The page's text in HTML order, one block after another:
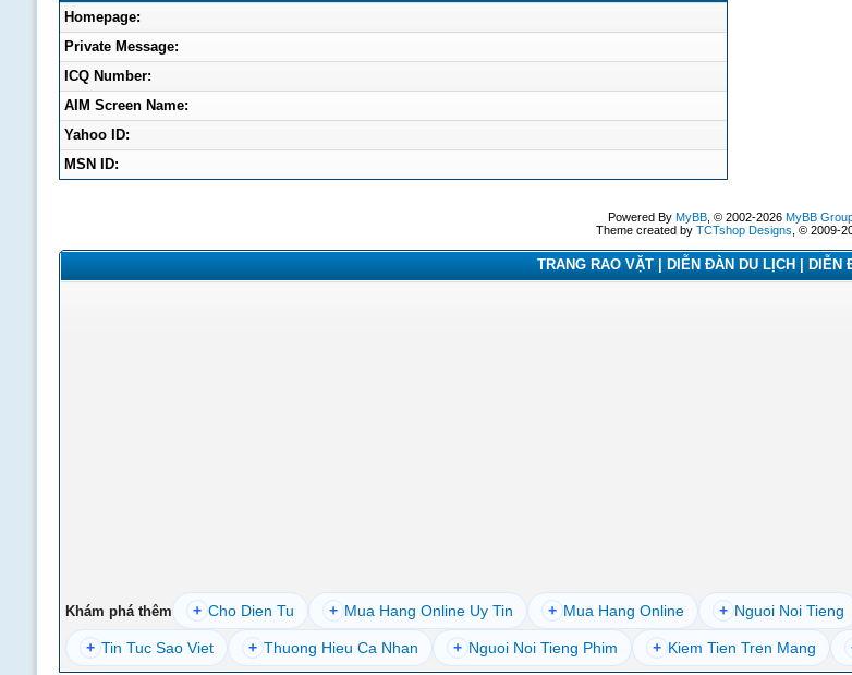
Homepage:
Private Message:
ICQ Number:
AIM Screen Name:
Yahoo ID:
MSN ID:
Powered By MyBB, © 2002-2026 MyBB
Theme created by TCTshop Designs , © 2009-
TRANG RAO VẶT | DIỄN ĐÀN DU LỊCH | DIỄN
Khám phá thêm + Cho Dien Tu + Mua Hang Online Uy Tin + Mua Hang Online + Nguoi Noi Tieng
+ Tin Tuc Sao Viet + Thuong Hieu Ca Nhan + Nguoi Noi Tieng Phim + Kiem Tien Tren Mang